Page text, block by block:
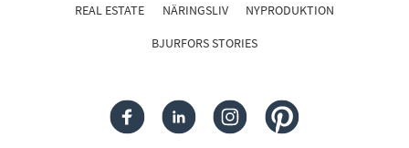
REAL ESTATE NÄRINGSLIV NYPRODUKTION
BJURFORS STORIES